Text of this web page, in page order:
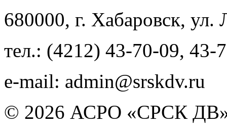
680000, г. Хабаровск, ул.
тел.: (4212) 43-70-09, 43-
e-mail: admin@srskdv.ru
© 2026 АСРО «СРСК